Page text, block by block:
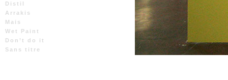
Distil
Arrakis
Mais
Wet Paint
Don’t do it
Sans titre